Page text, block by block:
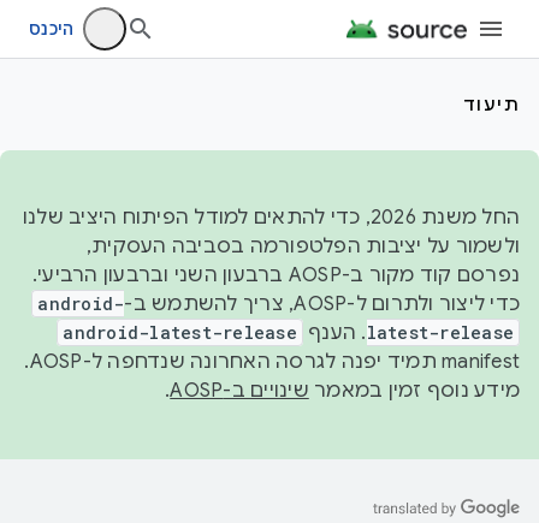
היכנס
תיעוד
החל משנת 2026, כדי להתאים למודל הפיתוח היציב שלנו
ולשמור על יציבות הפלטפורמה בסביבה העסקית,
נפרסם קוד מקור ב-AOSP ברבעון השני וברבעון הרביעי.
כדי ליצור ולתרום ל-AOSP, צריך להשתמש ב-
android-
latest-release. הענף android-latest-release
manifest תמיד יפנה לגרסה האחרונה שנדחפה ל-AOSP.
מידע נוסף זמין במאמר שינויים ב-AOSP .